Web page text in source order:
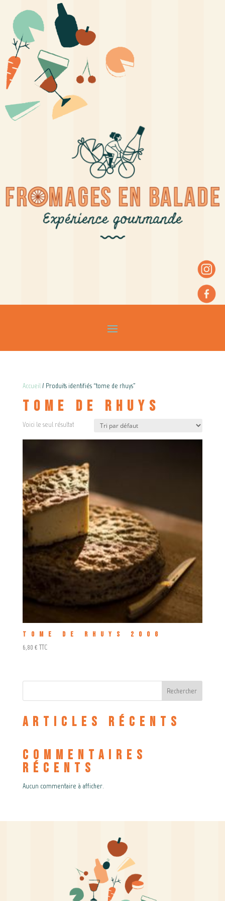
Accueil/ Produits identifiés “tome de rhuys”
tome de rhuys
Voici le seul résultat
Tome de Rhuys 200g
6,80 € TTC
Rechercher
Articles récents
Commentaires
récents
Aucun commentaire à afficher.